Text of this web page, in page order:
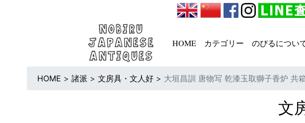
HOME カテゴリー のびるについ
HOME > 諸派 > 文房具・文人好 > 大垣昌訓 唐物写 乾漆玉取獅子香炉
文